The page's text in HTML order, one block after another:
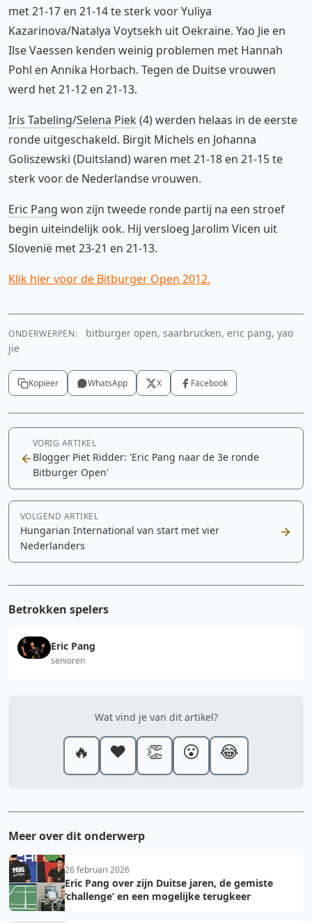
met 21-17 en 21-14 te sterk voor Yuliya
Kazarinova/Natalya Voytsekh uit Oekraïne. Yao Jie en
Ilse Vaessen kenden weinig problemen met Hannah
Pohl en Annika Horbach. Tegen de Duitse vrouwen
werd het 21-12 en 21-13.
Iris Tabeling/Selena Piek(4) werden helaas in de eerste
ronde uitgeschakeld. Birgit Michels en Johanna
Goliszewski (Duitsland) waren met 21-18 en 21-15 te
sterk voor de Nederlandse vrouwen.
Eric Pang won zijn tweede ronde partij na een stroef
begin uiteindelijk ook. Hij versloeg Jarolim Vicen uit
Slovenië met 23-21 en 21-13.
Klik hier voor de Bitburger Open 2012.
ONDERWERPEN:
bitburger open, saarbrucken, eric pang, yao
jie
Kopieer WhatsApp X Facebook
VORIG ARTIKEL
Blogger Piet Ridder: 'Eric Pang naar de 3e ronde
Bitburger Open'
VOLGEND ARTIKEL
Hungarian International van start met vier
Nederlanders
Betrokken spelers
Eric Pang
senioren
Wat vind je van dit artikel?
🔥 ❤️ 👏 😮 😂
Meer over dit onderwerp
26 februari 2026
Eric Pang over zijn Duitse jaren, de gemiste
‘challenge’ en een mogelijke terugkeer